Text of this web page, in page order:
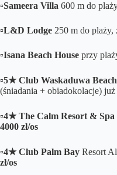
▫️Sameera Villa 600 m do
▫️L&D Lodge 250 m do plaży,
▫️Isana Beach House przy
▫️5★ Club Waskaduwa
(śniadania + obiadokolacje) już
▫️4★ The Calm Resort & Spa
4000 zł/os
▫️4★ Club Palm Bay Resort
zł/os